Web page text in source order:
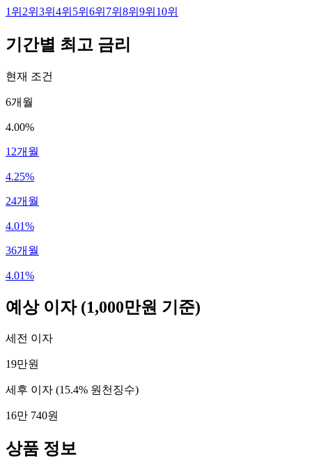
1 위 2위 3위 4위 5위 6위 7위 8위 9위 10위
기간별 최고 금리
현재 조건
6개월
4.00%
12개월
4.25%
24개월
4.01%
36개월
4.01%
예상 이자 (1,000만원 기준)
세전 이자
19만원
세후 이자 (15.4% 원천징수)
16만 740원
상품 정보